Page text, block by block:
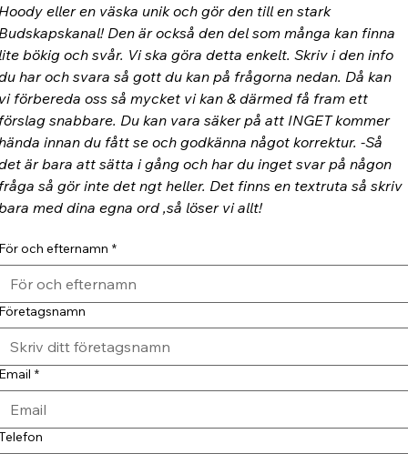
eller en väska unik och gör den till en stark
Den är också den del som många kan finna
bökig och svår. Vi ska göra detta enkelt. Skriv i den info
har och svara så gott du kan på frågorna nedan. Då kan
förbereda oss så mycket vi kan & därmed få fram ett
snabbare. Du kan vara säker på att INGET kommer
innan du fått se och godkänna något korrektur. -Så
är bara att sätta i gång och har du inget svar på någon
så gör inte det ngt heller. Det finns en textruta så skriv
med dina egna ord ,så löser vi allt!
och efternamn *
*